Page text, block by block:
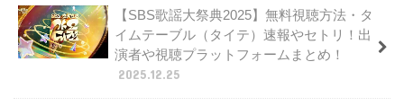
【SBS歌謡大祭典2025】無料視聴方法・タ
イムテーブル（タイテ）速報やセトリ！出
演者や視聴プラットフォームまとめ！
2025.12.25